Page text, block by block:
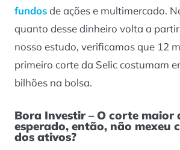
fundosde ações e multimercado.
quanto desse dinheiro volta a
nosso estudo, verificamos que 12
primeiro corte da Selic costumam
bilhões na bolsa.
Bora Investir – O corte maior
esperado, então, não mexeu
dos ativos?